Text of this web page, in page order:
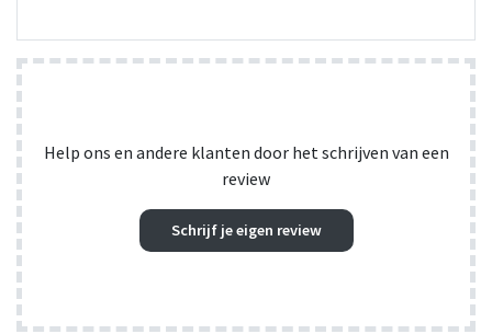
Help ons en andere klanten door het schrijven van een
review
Schrijf je eigen review